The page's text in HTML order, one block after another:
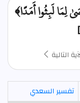
لَبِثُوا أَمَدًا﴾
التالية
تفسير السعدي